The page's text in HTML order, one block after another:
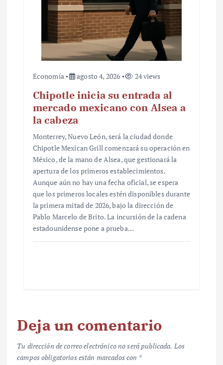
Economía agosto 4, 2026 24 views
Chipotle inicia su entrada al
mercado mexicano con Alsea a
la cabeza
Monterrey, Nuevo León, será la ciudad donde
Chipotle Mexican Grill comenzará su operación en
México, de la mano de Alsea, que gestionará la
apertura de los primeros establecimientos.
Aunque aún no hay una fecha oficial, se espera
que los primeros locales estén disponibles durante
la primera mitad de 2026, bajo la dirección de
Pablo Marcelo de Brito. La incursión de la cadena
estadounidense pone a prueba…
Deja un comentario
Tu dirección de correo electrónico no será publicada. Los
campos obligatorios están marcados con *